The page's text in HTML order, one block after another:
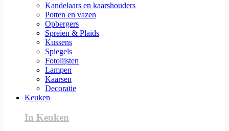
Kandelaars en kaarshouders
Potten en vazen
Opbergers
Spreien & Plaids
Kussens
Spiegels
Fotolijsten
Lampen
Kaarsen
Decoratie
Keuken
In Keuken